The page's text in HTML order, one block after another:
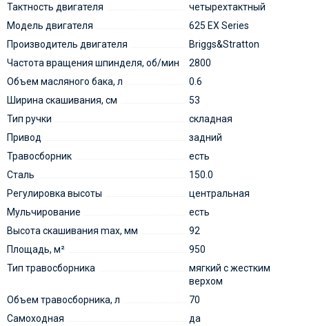
Тактность двигателя
четырехтактный
Модель двигателя
625 EX Series
Производитель двигателя
Briggs&Stratton
Частота вращения шпинделя, об/мин
2800
Объем масляного бака, л
0.6
Ширина скашивания, см
53
Тип ручки
складная
Привод
задний
Травосборник
есть
Сталь
150.0
Регулировка высоты
центральная
Мульчирование
есть
Высота скашивания max, мм
92
Площадь, м²
950
Тип травосборника
мягкий с жестким
верхом
Объем травосборника, л
70
Самоходная
да